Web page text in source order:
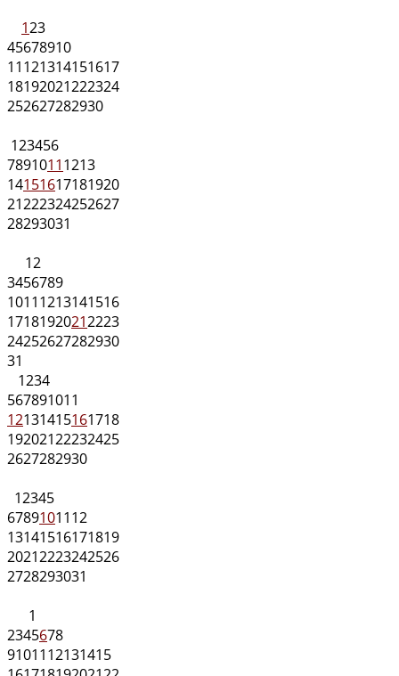
123
45678910
11121314151617
18192021222324
252627282930
123456
78910111213
14151617181920
21222324252627
28293031
12
3456789
10111213141516
17181920212223
24252627282930
31
1234
567891011
12131415161718
19202122232425
2627282930
12345
6789101112
13141516171819
20212223242526
2728293031
1
2345678
9101112131415